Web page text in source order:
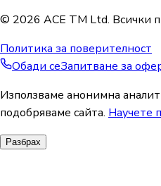
© 2026 ACE TM Ltd. Всички
Политика за поверителност
Обади сеЗапитване за
Използваме анонимна
подобряваме сайта. Научете
Разбрах